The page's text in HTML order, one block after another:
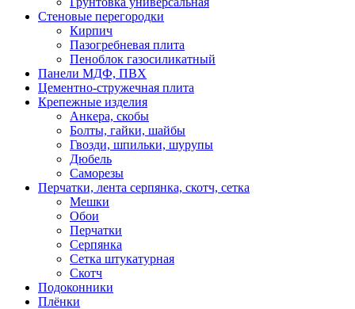
Стеновые перегородки
Кирпич
Пазогребневая плита
Пеноблок газосиликатный
Панели МДФ, ПВХ
Цементно-стружечная плита
Крепежные изделия
Анкера, скобы
Болты, гайки, шайбы
Гвозди, шпильки, шурупы
Дюбель
Саморезы
Перчатки, лента серпянка, скотч, сетка
Мешки
Обои
Перчатки
Серпянка
Сетка штукатурная
Скотч
Подоконники
Плёнки